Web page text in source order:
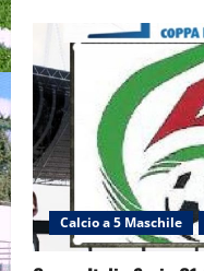
Calcio a 5 Maschile